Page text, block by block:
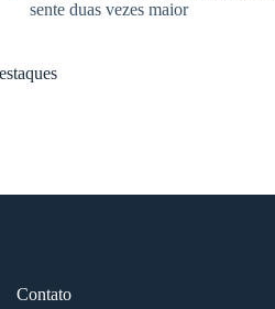
sente duas vezes maior
Contato